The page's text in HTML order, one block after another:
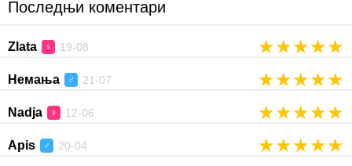
Последњи коментари
Zlata ♀ 19-08 ★★★★★
Немања ♂ 21-07 ★★★★★
Nadja ♀ 12-06 ★★★★★
Apis ♂ 20-04 ★★★★★